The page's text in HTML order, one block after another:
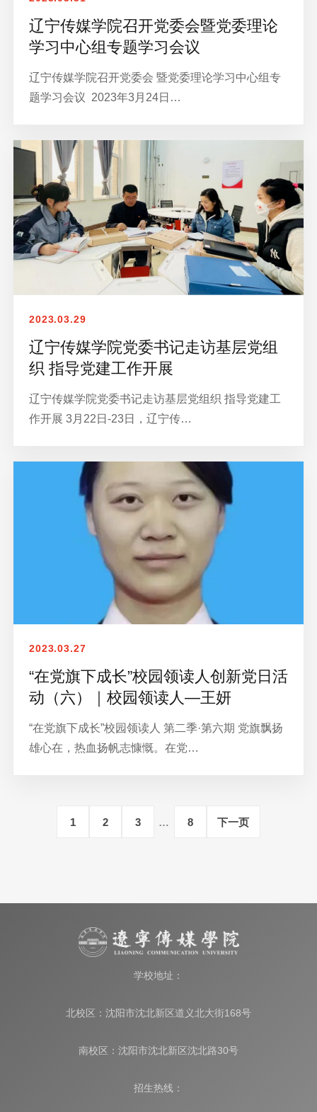
辽宁传媒学院召开党委会暨党委理论
学习中心组专题学习会议
辽宁传媒学院召开党委会 暨党委理论学习中心组专
题学习会议 2023年3月24日…
2023.03.29
辽宁传媒学院党委书记走访基层党组
织 指导党建工作开展
辽宁传媒学院党委书记走访基层党组织 指导党建工
作开展 3月22日-23日，辽宁传…
2023.03.27
“在党旗下成长”校园领读人创新党日活
动（六）｜校园领读人—王妍
“在党旗下成长”校园领读人 第二季·第六期 党旗飘扬
雄心在，热血扬帆志慷慨。在党…
1 2 3 … 8 下一页
学校地址：
北校区：沈阳市沈北新区道义北大街168号
南校区：沈阳市沈北新区沈北路30号
招生热线：